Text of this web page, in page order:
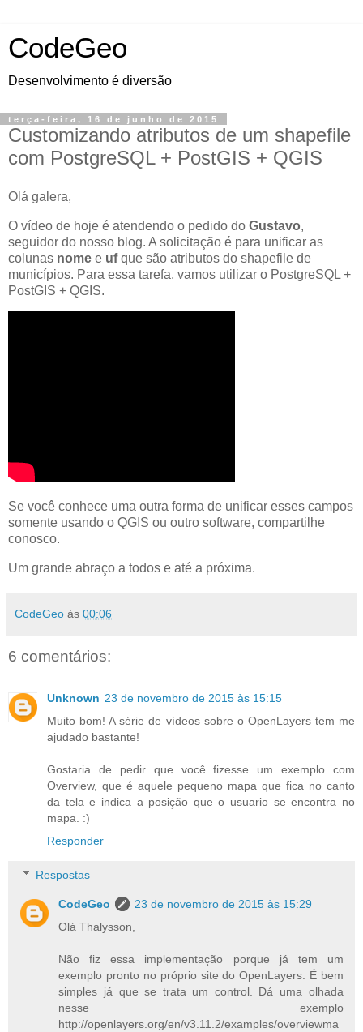
CodeGeo
Desenvolvimento é diversão
terça-feira, 16 de junho de 2015
Customizando atributos de um shapefile
com PostgreSQL + PostGIS + QGIS
Olá galera,
O vídeo de hoje é atendendo o pedido do Gustavo,
seguidor do nosso blog. A solicitação é para unificar as
colunas nome e ufque são atributos do shapefile de
municípios. Para essa tarefa, vamos utilizar o PostgreSQL +
PostGIS + QGIS.
Se você conhece uma outra forma de unificar esses campos
somente usando o QGIS ou outro software, compartilhe
conosco.
Um grande abraço a todos e até a próxima.
CodeGeo às 00:06
6 comentários:
Unknown 23 de novembro de 2015 às 15:15
Muito bom! A série de vídeos sobre o OpenLayers tem me
ajudado bastante!
Gostaria de pedir que você fizesse um exemplo com
Overview, que é aquele pequeno mapa que fica no canto
da tela e indica a posição que o usuario se encontra no
mapa. :)
Responder
Respostas
CodeGeo
23 de novembro de 2015 às 15:29
Olá Thalysson,
Não fiz essa implementação porque já tem um
exemplo pronto no próprio site do OpenLayers. É bem
simples já que se trata um control. Dá uma olhada
nesse exemplo
http://openlayers.org/en/v3.11.2/examples/overviewma